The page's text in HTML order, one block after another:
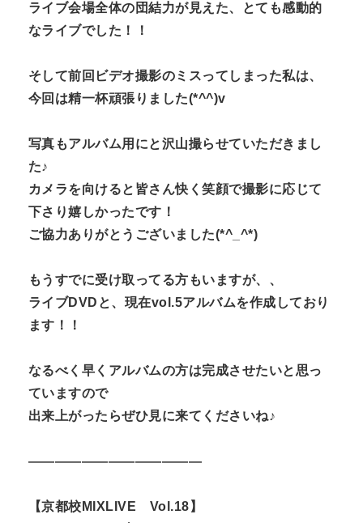
ライブ会場全体の団結力が見えた、とても感動的
なライブでした！！
そして前回ビデオ撮影のミスってしまった私は、
今回は精一杯頑張りました(*^^)v
写真もアルバム用にと沢山撮らせていただきまし
た♪
カメラを向けると皆さん快く笑顔で撮影に応じて
下さり嬉しかったです！
ご協力ありがとうございました(*^_^*)
もうすでに受け取ってる方もいますが、、
ライブDVDと、現在vol.5アルバムを作成しており
ます！！
なるべく早くアルバムの方は完成させたいと思っ
ていますので
出来上がったらぜひ見に来てくださいね♪
—————————————
【京都校MIXLIVE Vol.18】